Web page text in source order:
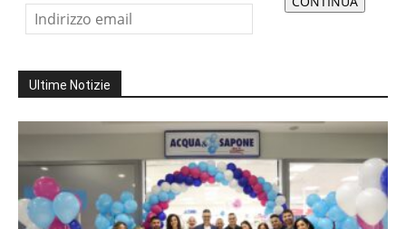
Ultime Notizie